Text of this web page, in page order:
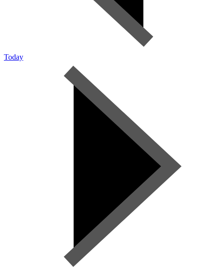
Today